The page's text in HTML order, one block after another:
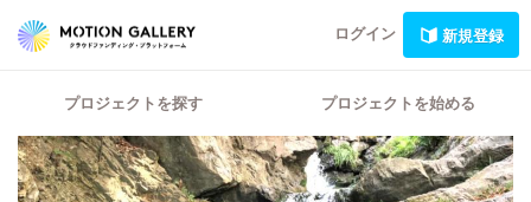
ログイン 新規登録
プロジェクトを探す プロジェクトを始める